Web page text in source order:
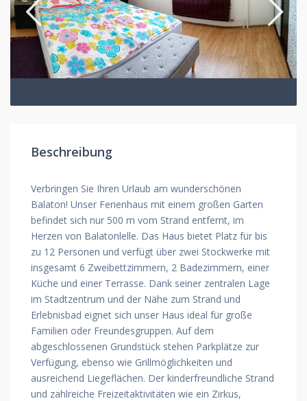
Beschreibung
Verbringen Sie Ihren Urlaub am wunderschönen
Balaton! Unser Ferienhaus mit einem großen Garten
befindet sich nur 500 m vom Strand entfernt, im
Herzen von Balatonlelle. Das Haus bietet Platz für bis
zu 12 Personen und verfügt über zwei Stockwerke mit
insgesamt 6 Zweibettzimmern, 2 Badezimmern, einer
Küche und einer Terrasse. Dank seiner zentralen Lage
im Stadtzentrum und der Nähe zum Strand und
Erlebnisbad eignet sich unser Haus ideal für große
Familien oder Freundesgruppen. Auf dem
abgeschlossenen Grundstück stehen Parkplätze zur
Verfügung, ebenso wie Grillmöglichkeiten und
ausreichend Liegeflächen. Der kinderfreundliche Strand
und zahlreiche Freizeitaktivitäten wie ein Zirkus,